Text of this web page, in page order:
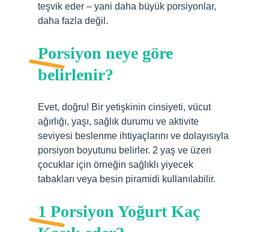
teşvik eder – yani daha büyük porsiyonlar,
daha fazla değil.
Porsiyon neye göre
belirlenir?
Evet, doğru! Bir yetişkinin cinsiyeti, vücut
ağırlığı, yaşı, sağlık durumu ve aktivite
seviyesi beslenme ihtiyaçlarını ve dolayısıyla
porsiyon boyutunu belirler. 2 yaş ve üzeri
çocuklar için örneğin sağlıklı yiyecek
tabakları veya besin piramidi kullanılabilir.
1 Porsiyon Yoğurt Kaç